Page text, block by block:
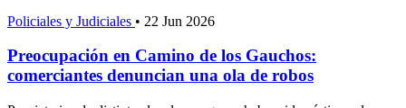
Policiales y Judiciales • 22 Jun 2026
Preocupación en Camino de los Gauchos:
comerciantes denuncian una ola de robos